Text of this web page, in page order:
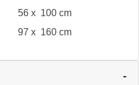
56 x 100 cm
97 x 160 cm